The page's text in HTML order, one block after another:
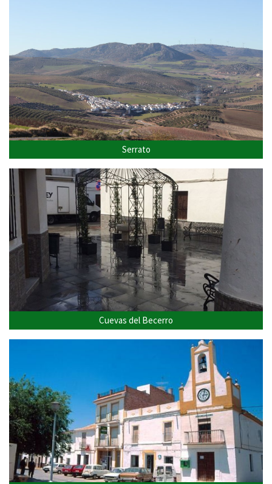
Serrato
Cuevas del Becerro